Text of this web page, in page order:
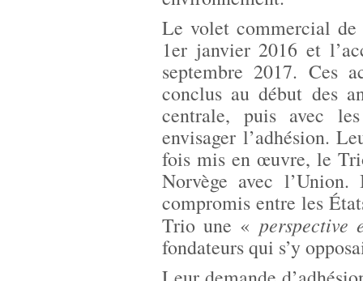
Le volet commercial de
1er janvier 2016 et
septembre 2017. Ces
conclus au début des
centrale, puis avec
envisager l’adhésion.
fois mis en œuvre, le
Norvège avec
compromis entre les
Trio une « perspective
fondateurs qui s’y